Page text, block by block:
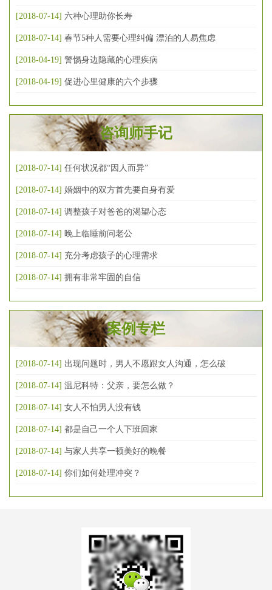
[2018-07-14] 六种心理助你长寿
[2018-07-14] 春节5种人需要心理纠偏 漂泊的人易焦虑
[2018-04-19] 警惕身边隐藏的心理疾病
[2018-04-19] 促进心里健康的六个步骤
咨询师手记
[2018-07-14] 任何状况都“因人而异”
[2018-07-14] 婚姻中的双方首先要自身有爱
[2018-07-14] 调整孩子对爸爸的渴望心态
[2018-07-14] 晚上临睡前问老公
[2018-07-14] 充分考虑孩子的心理需求
[2018-07-14] 拥有非常牢固的自信
案例专栏
[2018-07-14] 出现问题时，男人不愿跟女人沟通，怎么破
[2018-07-14] 温尼科特：父亲，要怎么做？
[2018-07-14] 女人不怕男人没有钱
[2018-07-14] 都是自己一个人下班回家
[2018-07-14] 与家人共享一顿美好的晚餐
[2018-07-14] 你们如何处理冲突？